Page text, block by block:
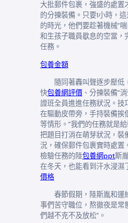
大批郵件包裹，強盛的處置
的分揀裝備。只要1小時，
的時光，他們要趁著機械“
和生孩子職員歇息的空當，
任務。
包養金額
隨同著轟叫聲逐步壓低
快包養網評價 、分揀裝備“
證班全員進進任務狀況。技
在驅動皮帶旁，手持裝備挨
等情形。“我們的任務就是給
把題目打消在萌芽狀況，裝
況，確保郵件包裹實時處置
檢驗任務的陸包養網ppt斯
在冬天，也能看到汗水浸濕
價格
春節假期，陸斯胤和運
事們苦守職位，熬徹夜是常
們越不克不及放松”。